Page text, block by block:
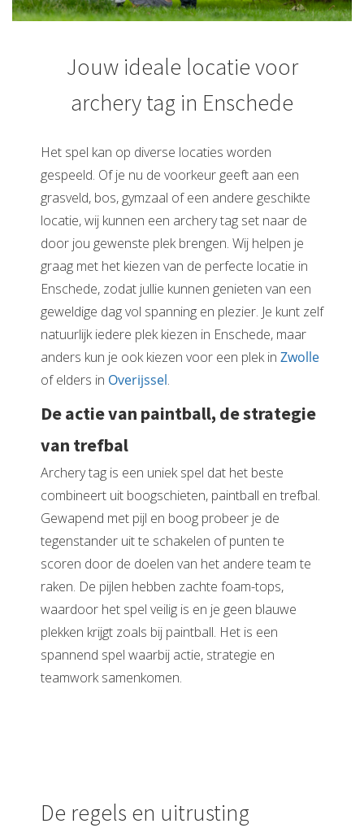
Jouw ideale locatie voor
archery tag in Enschede
Het spel kan op diverse locaties worden
gespeeld. Of je nu de voorkeur geeft aan een
grasveld, bos, gymzaal of een andere geschikte
locatie, wij kunnen een archery tag set naar de
door jou gewenste plek brengen. Wij helpen je
graag met het kiezen van de perfecte locatie in
Enschede, zodat jullie kunnen genieten van een
geweldige dag vol spanning en plezier. Je kunt zelf
natuurlijk iedere plek kiezen in Enschede, maar
anders kun je ook kiezen voor een plek in Zwolle
of elders in Overijssel.
De actie van paintball, de strategie
van trefbal
Archery tag is een uniek spel dat het beste
combineert uit boogschieten, paintball en trefbal.
Gewapend met pijl en boog probeer je de
tegenstander uit te schakelen of punten te
scoren door de doelen van het andere team te
raken. De pijlen hebben zachte foam-tops,
waardoor het spel veilig is en je geen blauwe
plekken krijgt zoals bij paintball. Het is een
spannend spel waarbij actie, strategie en
teamwork samenkomen.
De regels en uitrusting